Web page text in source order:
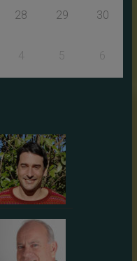
28 29 30
4 5 6